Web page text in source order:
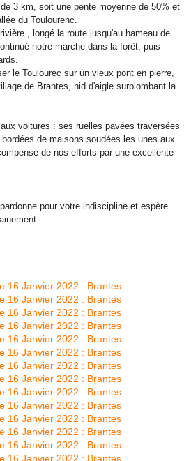
3 km, soit une pente moyenne de 50% et
du Toulourenc.
, longé la route jusqu'au hameau de
notre marche dans la forêt, puis
le Toulourec sur un vieux pont en pierre,
de Brantes, nid d'aigle surplombant la
voitures : ses ruelles pavées traversées
de maisons soudées les unes aux
de nos efforts par une excellente
pour votre indiscipline et espère